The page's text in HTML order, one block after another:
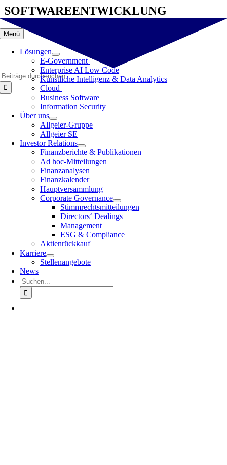
Zum
Inhalt
springen
Menü
Lösungen
E-Government
Enterprise AI Low Code
Künstliche Intelligenz & Data Analytics
Cloud
Business Software
Information Security
Über uns
Allgeier-Gruppe
Allgeier SE
Investor Relations
Finanzberichte & Publikationen
Ad hoc-Mitteilungen
Finanzanalysen
Finanzkalender
Hauptversammlung
Corporate Governance
Stimmrechtsmitteilungen
Directors‘ Dealings
Management
ESG & Compliance
Aktienrückkauf
Karriere
Stellenangebote
News
Suche
nach:
SOFTWAREENTWICKLUNG